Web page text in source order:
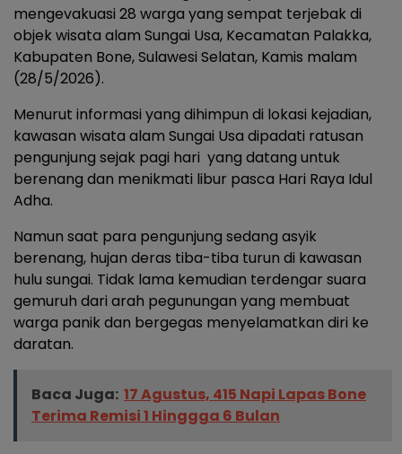
mengevakuasi 28 warga yang sempat terjebak di
objek wisata alam Sungai Usa, Kecamatan Palakka,
Kabupaten Bone, Sulawesi Selatan, Kamis malam
(28/5/2026).
Menurut informasi yang dihimpun di lokasi kejadian,
kawasan wisata alam Sungai Usa dipadati ratusan
pengunjung sejak pagi hari yang datang untuk
berenang dan menikmati libur pasca Hari Raya Idul
Adha.
Namun saat para pengunjung sedang asyik
berenang, hujan deras tiba-tiba turun di kawasan
hulu sungai. Tidak lama kemudian terdengar suara
gemuruh dari arah pegunungan yang membuat
warga panik dan bergegas menyelamatkan diri ke
daratan.
Baca Juga: 17 Agustus, 415 Napi Lapas Bone
Terima Remisi 1 Hinggga 6 Bulan